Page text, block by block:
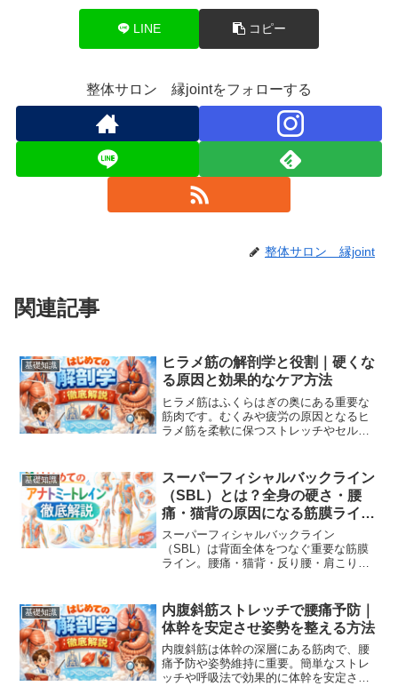
LINE コピー
整体サロン 縁jointをフォローする
整体サロン 縁joint
関連記事
基礎知識
ヒラメ筋の解剖学と役割｜硬くな
る原因と効果的なケア方法
ヒラメ筋はふくらはぎの奥にある重要な
筋肉です。むくみや疲労の原因となるヒ
ラメ筋を柔軟に保つストレッチやセルフ
基礎知識
スーパーフィシャルバックライン
（SBL）とは？全身の硬さ・腰
痛・猫背の原因になる筋膜ライン
の特徴とセルフケア方法
スーパーフィシャルバックライン
（SBL）は背面全体をつなぐ重要な筋膜
ライン。腰痛・猫背・反り腰・肩こりの
基礎知識
内腹斜筋ストレッチで腰痛予防｜
体幹を安定させ姿勢を整える方法
内腹斜筋は体幹の深層にある筋肉で、腰
痛予防や姿勢維持に重要。簡単なストレ
ッチや呼吸法で効果的に体幹を安定させ